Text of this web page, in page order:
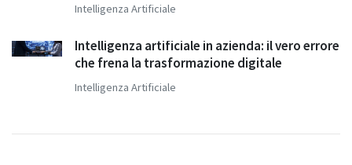
Intelligenza Artificiale
Intelligenza artificiale in azienda: il vero errore
che frena la trasformazione digitale
Intelligenza Artificiale